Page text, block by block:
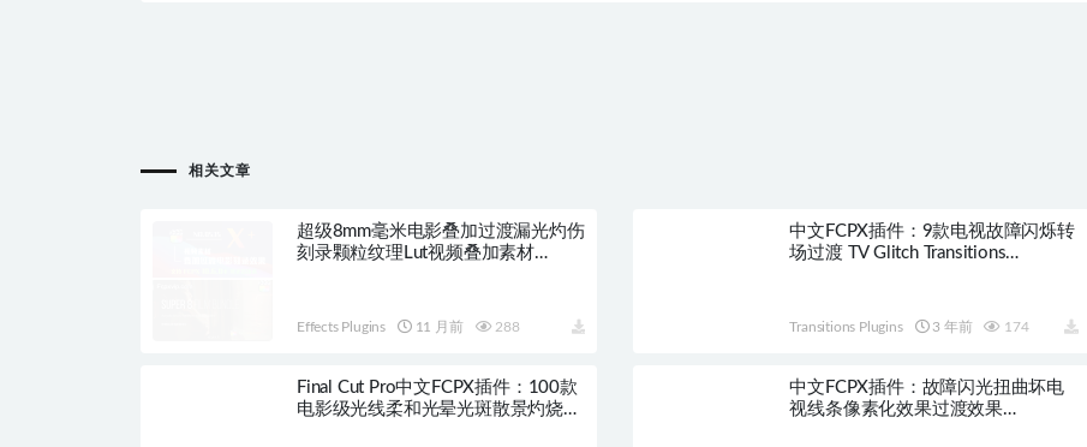
相关文章
超级8mm毫米电影叠加过渡漏光灼伤
刻录颗粒纹理Lut视频叠加素材
Effects Plugins 11 月前 288
中文FCPX插件：9款电视故障闪烁转
场过渡 TV Glitch Transitions
Transitions Plugins 3 年前 174
Final Cut Pro中文FCPX插件：100款
电影级光线柔和光晕光斑散景灼烧转
中文FCPX插件：故障闪光扭曲坏电
视线条像素化效果过渡效果